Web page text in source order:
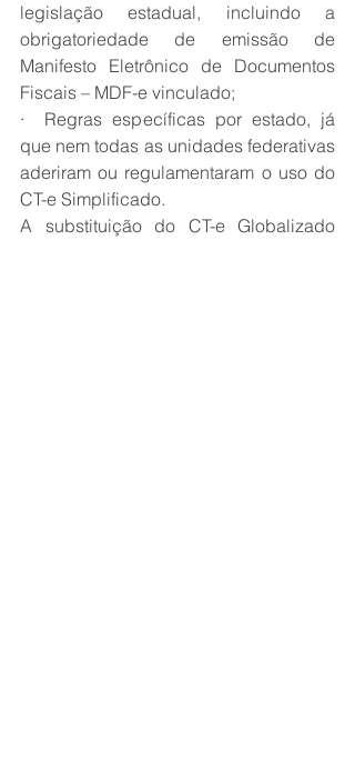
legislação estadual, incluindo a
obrigatoriedade de emissão de
Manifesto Eletrônico de Documentos
Fiscais – MDF-e vinculado;
·  Regras específicas por estado, já
que nem todas as unidades federativas
aderiram ou regulamentaram o uso do
CT-e Simplificado.
A substituição do CT-e Globalizado